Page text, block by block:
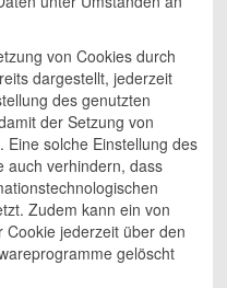
von Cookies durch
dargestellt, jederzeit
des genutzten
der Setzung von
solche Einstellung des
auch verhindern, dass
Zudem kann ein von
jederzeit über den
gelöscht